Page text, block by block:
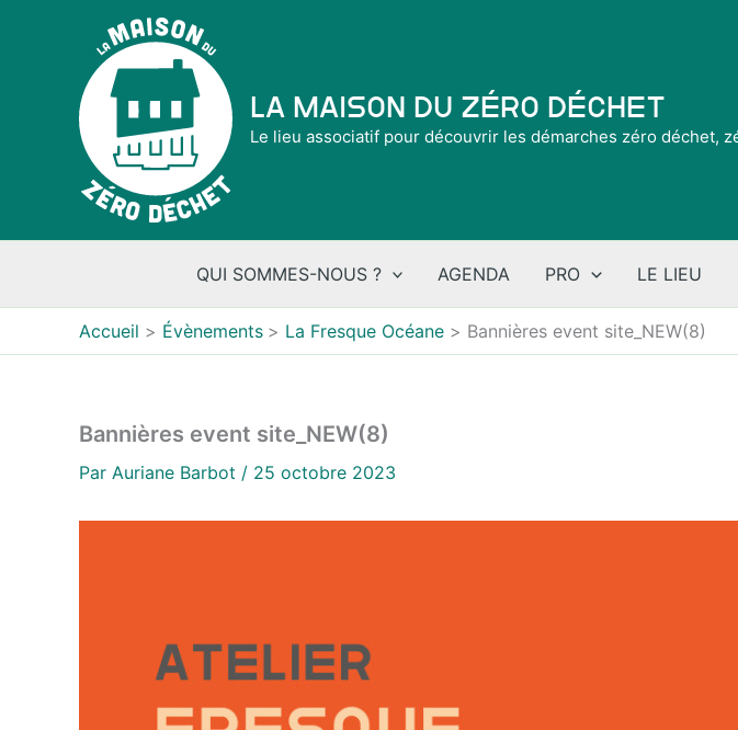
La Maison du Zéro Déchet
Le lieu associatif pour découvrir les démarches zéro déchet,
QUI SOMMES-NOUS ? AGENDA PRO LE LIEU
Accueil Évènements La Fresque Océane Bannières event site_NEW(8)
Bannières event site_NEW(8)
Par Auriane Barbot / 25 octobre 2023